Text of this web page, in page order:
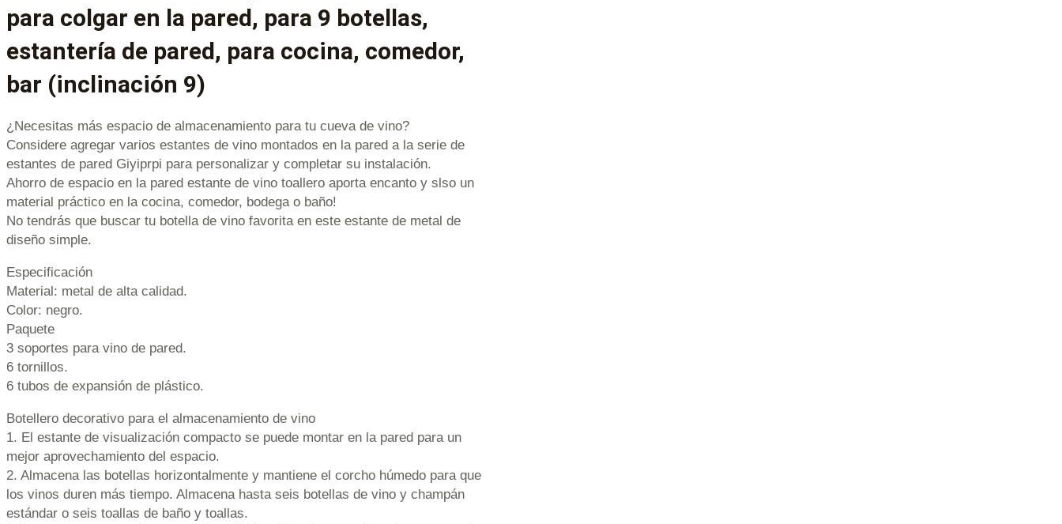
para colgar en la pared, para 9 botellas,
estantería de pared, para cocina, comedor,
bar (inclinación 9)
¿Necesitas más espacio de almacenamiento para tu cueva de vino?
Considere agregar varios estantes de vino montados en la pared a la serie de
estantes de pared Giyiprpi para personalizar y completar su instalación.
Ahorro de espacio en la pared estante de vino toallero aporta encanto y slso un
material práctico en la cocina, comedor, bodega o baño!
No tendrás que buscar tu botella de vino favorita en este estante de metal de
diseño simple.
Especificación
Material: metal de alta calidad.
Color: negro.
Paquete
3 soportes para vino de pared.
6 tornillos.
6 tubos de expansión de plástico.
Botellero decorativo para el almacenamiento de vino
1. El estante de visualización compacto se puede montar en la pared para un
mejor aprovechamiento del espacio.
2. Almacena las botellas horizontalmente y mantiene el corcho húmedo para que
los vinos duren más tiempo. Almacena hasta seis botellas de vino y champán
estándar o seis toallas de baño y toallas.